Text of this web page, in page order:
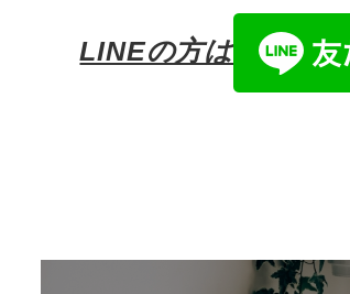
LINEの方は